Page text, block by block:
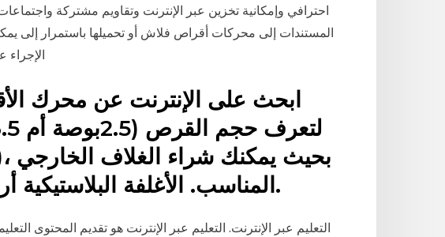
احترافي وإمكانية تخزين عبر الإنترنت وتقاويم مشتركة
المستندات إلى محركات أقراص فلاش أو تحميلها باستمرار إلى
ابحث على الإنترنت عن محرك
المناسب. الأغلفة البلاستيكية أرخص وجودتها مناسبة.
التعليم عبر الإنترنت. التعليم عبر الإنترنت هو تقديم المحتوى